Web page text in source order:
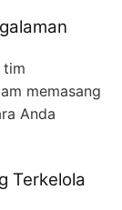
tim
memasang
Anda
Terkelola